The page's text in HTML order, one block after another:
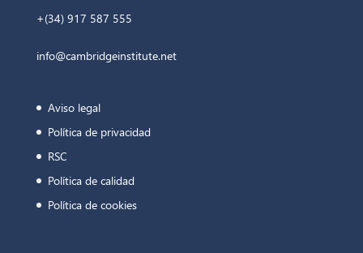
+(34) 917 587 555
info@cambridgeinstitute.net
Aviso legal
Política de privacidad
RSC
Política de calidad
Política de cookies